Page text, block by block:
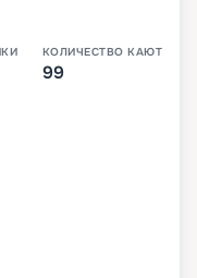
КОЛИЧЕСТВО КАЮТ
99